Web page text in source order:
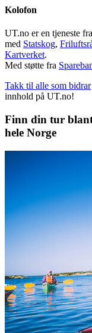
Kolofon
UT.no er en tjeneste
med Statskog,
Kartverket.
Med støtte fra
Takk til alle som bidrar
innhold på UT.no!
Finn din tur
hele Norge